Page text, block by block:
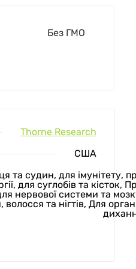
Без ГМО
Thorne Research
США
та судин, для імунітету,
для суглобів та кісток,
нервової системи та
волосся та нігтів, Для